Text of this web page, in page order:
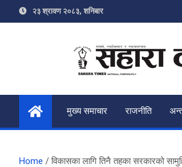
to
२३ श्रावण २०८३, शनिबार
Sahara Times
मुख्य समाचार राजनीति
Home विकासका लागि तिनै तहका सरकारको